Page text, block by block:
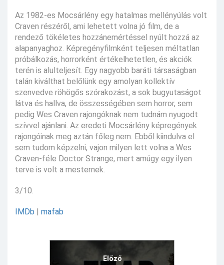
Az 1982-es Mocsárlény egy hatalmas mellényúlás volt
Craven részéről, ami lehetett volna jó film, de a
rendező tökéletes hozzánemértéssel nyúlt hozzá az
alapanyaghoz. Képregényfilmként teljesen méltatlan
próbálkozás, horrorként értékelhetetlen, és akciók
terén is alulteljesít. Egy nagyobb baráti társaságban
talán kiválthat belőlünk egy amolyan kollektív
szenvedve röhögős szórakozást, a sok bugyutaságot
látva és hallva, de összességében sem horror, sem
pedig Wes Craven rajongóknak nem tudnám nyugodt
szívvel ajánlani. Az eredeti Mocsárlény képregények
rajongóinak meg aztán főleg nem. Ebből kiindulva el
sem tudom képzelni, vajon milyen lett volna a Wes
Craven-féle Doctor Strange, mert amúgy egy ilyen
terve is volt a mesternek.
3/10.
IMDb | mafab
Előző